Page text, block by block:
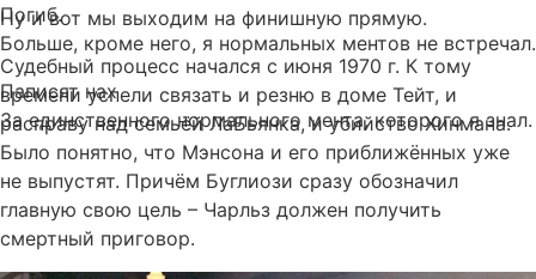
Ну и вот мы выходим на финишную прямую.
Судебный процесс начался с июня 1970 г. К тому
времени успели связать и резню в доме Тейт, и
расправу над семьёй ЛаБьянка, и убийство Хинмана.
Было понятно, что Мэнсона и его приближённых уже
не выпустят. Причём Буглиози сразу обозначил
главную свою цель – Чарльз должен получить
смертный приговор.
Погиб.
Больше, кроме него, я нормальных ментов не встречал.
Паписят нах
За единственного нормального мента, которого я знал.